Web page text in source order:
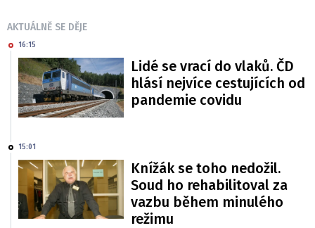
AKTUÁLNĚ SE DĚJE
16:15
Lidé se vrací do vlaků. ČD
hlásí nejvíce cestujících od
pandemie covidu
15:01
Knížák se toho nedožil.
Soud ho rehabilitoval za
vazbu během minulého
režimu